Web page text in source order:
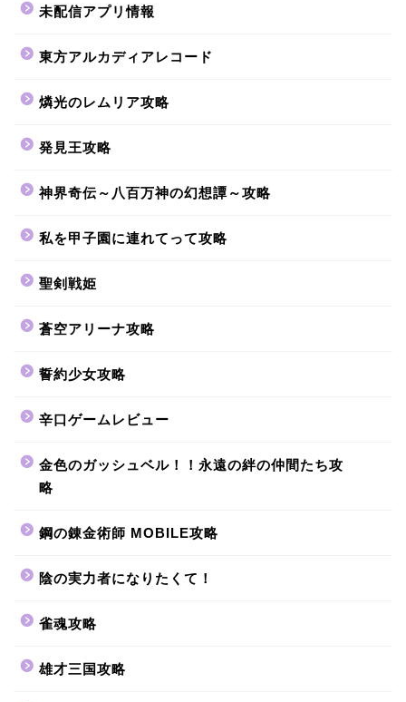
未配信アプリ情報
東方アルカディアレコード
燐光のレムリア攻略
発見王攻略
神界奇伝～八百万神の幻想譚～攻略
私を甲子園に連れてって攻略
聖剣戦姫
蒼空アリーナ攻略
誓約少女攻略
辛口ゲームレビュー
金色のガッシュベル！！永遠の絆の仲間たち攻
略
鋼の錬金術師 MOBILE攻略
陰の実力者になりたくて！
雀魂攻略
雄才三国攻略